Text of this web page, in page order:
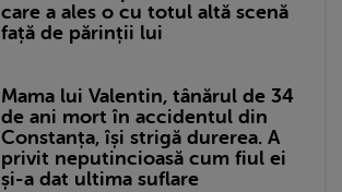
care a ales o cu totul altă scenă
față de părinții lui
Mama lui Valentin, tânărul de 34
de ani mort în accidentul din
Constanța, își strigă durerea. A
privit neputincioasă cum fiul ei
și-a dat ultima suflare